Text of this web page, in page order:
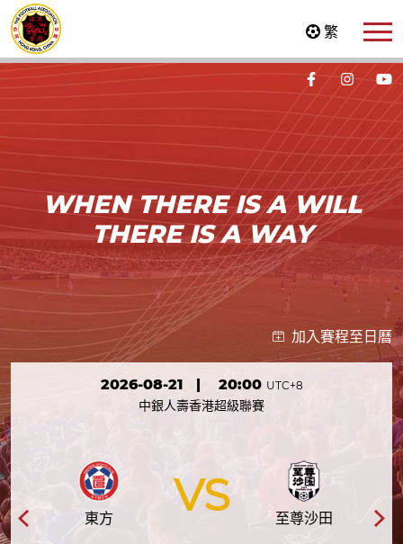
繁
WHEN THERE IS A WILL
THERE IS A WAY
加入賽程至日曆
2026-08-21| 20:00 UTC+8
中銀人壽香港超級聯賽
VS
東方 至尊沙田